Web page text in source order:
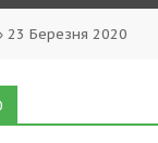
› 23 Березня 2020